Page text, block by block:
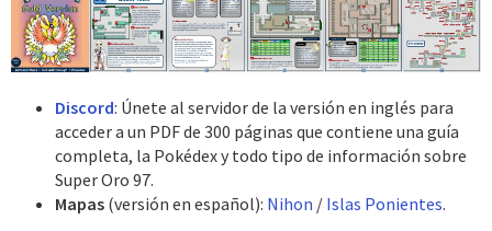
Discord: Únete al servidor de la versión en inglés para
acceder a un PDF de 300 páginas que contiene una guía
completa, la Pokédex y todo tipo de información sobre
Super Oro 97.
Mapas (versión en español): Nihon / Islas Ponientes.